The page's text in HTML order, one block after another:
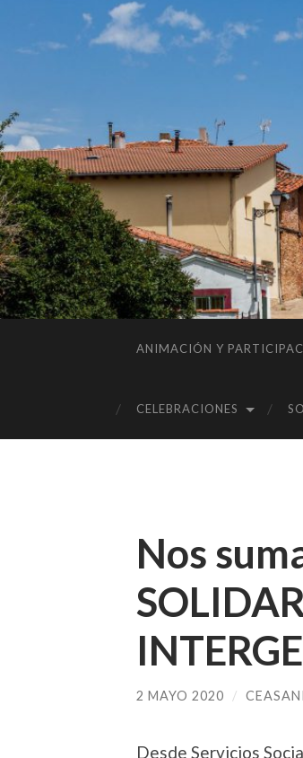
ANIMACIÓN Y
CELEBRACIONES
Nos
2 MAYO 2020 /
Desde Servicios